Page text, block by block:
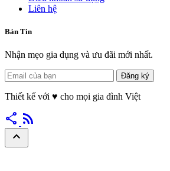
Liên hệ
Bản Tin
Nhận mẹo gia dụng và ưu đãi mới nhất.
Đăng ký
Thiết kế với ♥ cho mọi gia đình Việt
share rss_feed
expand_less